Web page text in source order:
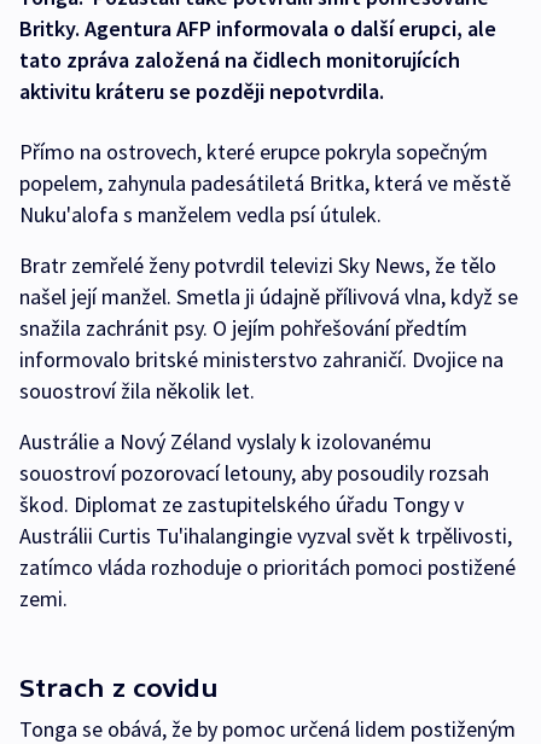
Britky. Agentura AFP informovala o další erupci, ale
tato zpráva založená na čidlech monitorujících
aktivitu kráteru se později nepotvrdila.
Přímo na ostrovech, které erupce pokryla sopečným
popelem, zahynula padesátiletá Britka, která ve městě
Nuku'alofa s manželem vedla psí útulek.
Bratr zemřelé ženy potvrdil televizi Sky News, že tělo
našel její manžel. Smetla ji údajně přílivová vlna, když se
snažila zachránit psy. O jejím pohřešování předtím
informovalo britské ministerstvo zahraničí. Dvojice na
souostroví žila několik let.
Austrálie a Nový Zéland vyslaly k izolovanému
souostroví pozorovací letouny, aby posoudily rozsah
škod. Diplomat ze zastupitelského úřadu Tongy v
Austrálii Curtis Tu'ihalangingie vyzval svět k trpělivosti,
zatímco vláda rozhoduje o prioritách pomoci postižené
zemi.
Strach z covidu
Tonga se obává, že by pomoc určená lidem postiženým